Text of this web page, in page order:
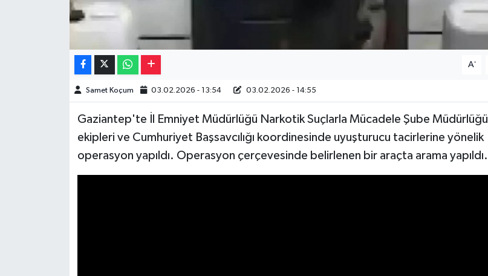
A-
Samet Koçum 03.02.2026 - 13:54 03.02.2026 - 14:55
Gaziantep'te İl Emniyet Müdürlüğü Narkotik Suçlarla Mücadele Şube Müdürlüğü
ekipleri ve Cumhuriyet Başsavcılığı koordinesinde uyuşturucu tacirlerine yönelik
operasyon yapıldı. Operasyon çerçevesinde belirlenen bir araçta arama yapıldı.
Sinemalar
Teknoloji